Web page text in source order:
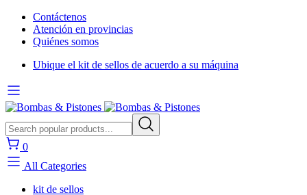
Contáctenos
Atención en provincias
Quiénes somos
Ubique el kit de sellos de acuerdo a su máquina
0
All Categories
kit de sellos